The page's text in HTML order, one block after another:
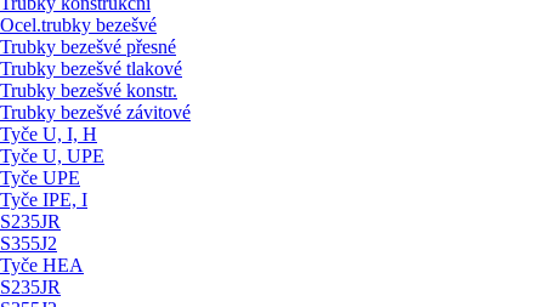
Ocel.trubky bezešvé
Trubky bezešvé přesné
Trubky bezešvé tlakové
Trubky bezešvé konstr.
Trubky bezešvé závitové
Tyče U, I, H
Tyče U, UPE
Tyče UPE
Tyče IPE, I
S235JR
S355J2
Tyče HEA
S235JR